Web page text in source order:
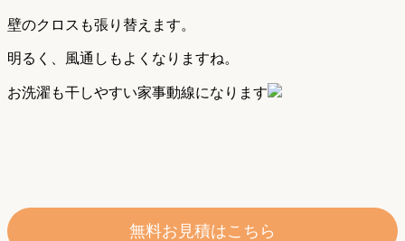
壁のクロスも張り替えます。
明るく、風通しもよくなりますね。
お洗濯も干しやすい家事動線になります
無料お見積はこちら